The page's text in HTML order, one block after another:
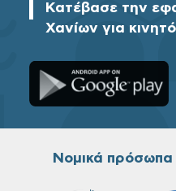
Κατέβασε την
Χανίων για κινητό
Νομικά